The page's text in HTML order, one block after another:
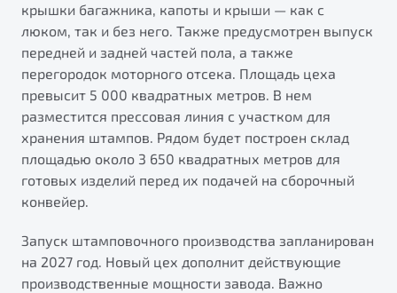
Обзор В наличии
X70
Универсальный кроссовер
от 2 499 990 ₽*
Автомобили в наличии
Тест-драйв
Автокредит
Спецпредложения
Реферальная программа
Клиентская поддержка
Помощь на дорогах
крышки багажника, капоты и крыши — как с
люком, так и без него. Также предусмотрен выпуск
передней и задней частей пола, а также
перегородок моторного отсека. Площадь цеха
превысит 5 000 квадратных метров. В нем
разместится прессовая линия с участком для
хранения штампов. Рядом будет построен склад
площадью около 3 650 квадратных метров для
готовых изделий перед их подачей на сборочный
конвейер.
Запуск штамповочного производства запланирован
на 2027 год. Новый цех дополнит действующие
производственные мощности завода. Важно